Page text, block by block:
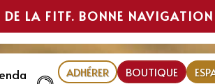
DE LA FITF. BONNE
ADHÉRER BOUTIQUE